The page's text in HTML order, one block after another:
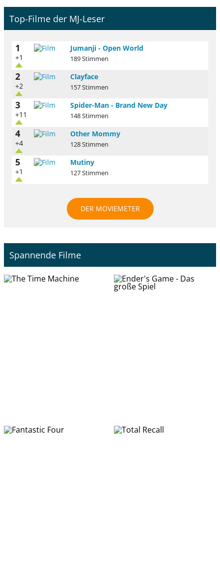
Top-Filme der MJ-Leser
1
+1
Jumanji - Open World
189 Stimmen
2
+2
Clayface
157 Stimmen
3
+11
Spider-Man - Brand New Day
148 Stimmen
4
+4
Other Mommy
128 Stimmen
5
+1
Mutiny
127 Stimmen
DER MOVIEMETER
Spannende Filme